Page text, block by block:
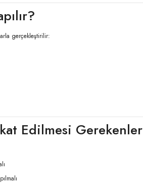
gerçekleştirilir:
Edilmesi Gerekenler